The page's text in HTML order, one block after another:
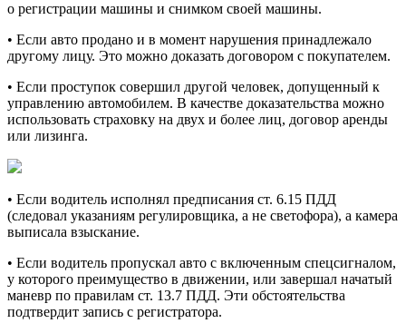
о регистрации машины и снимком своей машины.
• Если авто продано и в момент нарушения принадлежало
другому лицу. Это можно доказать договором с покупателем.
• Если проступок совершил другой человек, допущенный к
управлению автомобилем. В качестве доказательства можно
использовать страховку на двух и более лиц, договор аренды
или лизинга.
• Если водитель исполнял предписания ст. 6.15 ПДД
(следовал указаниям регулировщика, а не светофора), а камера
выписала взыскание.
• Если водитель пропускал авто с включенным спецсигналом,
у которого преимущество в движении, или завершал начатый
маневр по правилам ст. 13.7 ПДД. Эти обстоятельства
подтвердит запись с регистратора.